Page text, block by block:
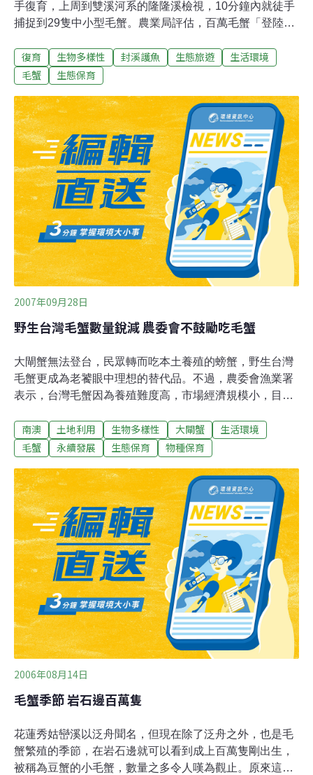
手復育，上周到雙溪河系的隆隆溪檢視，10分鐘內就徒手
捕捉到29隻中小型毛蟹。農業局評估，百萬毛蟹「登陸行
將安排生態觀摩。 農業局表示，雙溪鄉的毛蟹，過去每年
10至11月間，常到雙溪河口產卵、孵化成蟹苗後，成群結
秋季回到入海口產卵，繁衍下一代。 由於雙溪毛蟹肉質、
風味媲美大閘蟹，市場上供不應求，在大量捕捉下數量劇
減，近年來野溪已不易發現毛蟹。農業局水產種苗繁殖試
驗所在3年前開始復育繁殖，連續兩年的10月、11月在雙
溪河口放流數十萬尾。此外，前年與去年的2、3月，繁殖
場也將另培育的幼蟹，野放到隆隆溪、石碇溪及鹽寮溪，
希望透過人工復育及雙溪已封溪護漁，達成毛蟹復育計
畫。 農業局打算今年10、11月再放流大眼幼蟲，等約周蛻
化後，連同非放流的蟹苗一
復育 生物多樣性 封溪護魚 生態旅遊
生活環境
毛蟹
生態保育
2007年09月28日
野生台灣毛蟹數量銳減 農委會不鼓勵吃毛蟹
大閘蟹無法登台，民眾轉而吃本土養殖的螃蟹，野生台灣
毛蟹更成為老饕眼中理想的替代品。不過，農委會漁業署
表示，台灣毛蟹因為養殖難度高，市場經濟規模小，目前
減少，為了生態並不贊成民眾吃毛蟹，漁業署現階段也沒
有發展台灣毛蟹養殖的計劃。 台灣毛蟹是台灣特有種，多
棲息環境過度開發，人們濫捕的影響，數量已經大幅銳
減，宜蘭縣政府曾經禁止撈捕過，不過成效不彰。 目前無
法「完全養殖」毛蟹；農委會漁業署副署長沙志一指出
「所謂完全養殖是種苗不靠天然的，就像鰻魚；日本鰻我
們不能完全養殖，必須每年撈鰻苗，但我們有七、八十種
水產品我們可以完全養殖，在這樣的情況下，所有毛蟹如
果要養殖的話，要去撈小苗的話，那是很難處理的」。
南澳 土地利用 生物多樣性 大閘蟹
生活環境
毛蟹
永續發展 生態保育 物種保育
2006年08月14日
毛蟹季節 岩石邊百萬隻
花蓮秀姑巒溪以泛舟聞名，但現在除了泛舟之外，也是毛
蟹繁殖的季節，在岩石邊就可以看到成上百萬隻剛出生，
被稱為豆蟹的小毛蟹，數量之多令人嘆為觀止。原來這些